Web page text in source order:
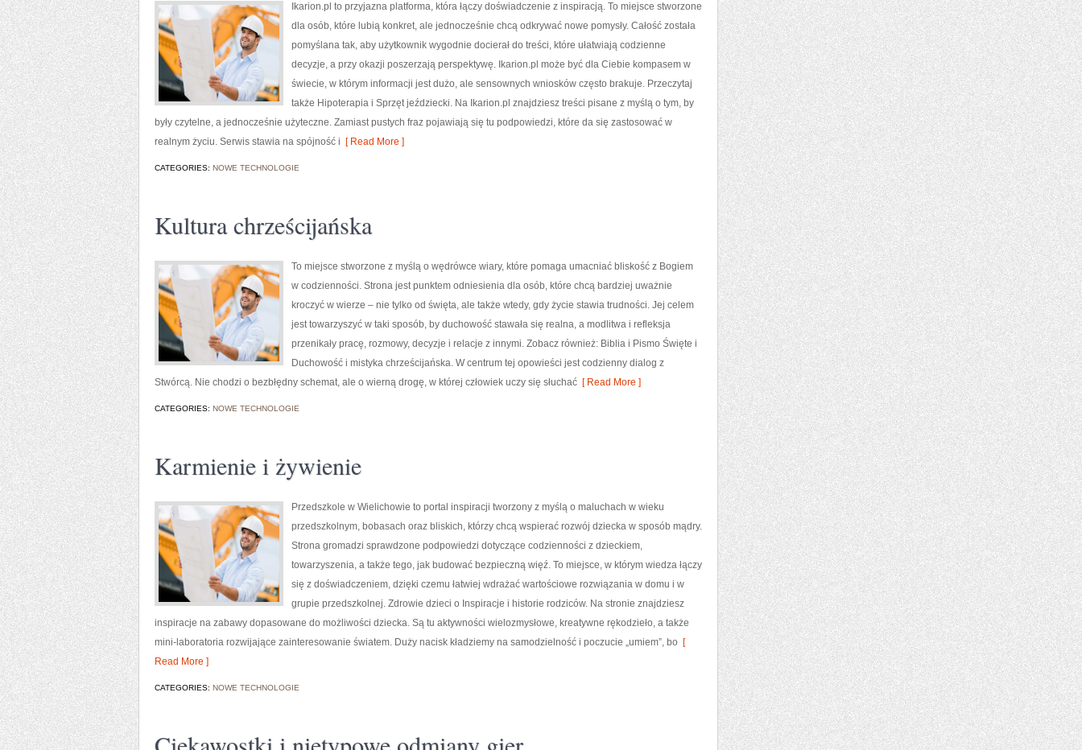
Ikarion.pl to przyjazna platforma, która łączy doświadczenie z inspiracją. To miejsce stworzone
dla osób, które lubią konkret, ale jednocześnie chcą odkrywać nowe pomysły. Całość została
pomyślana tak, aby użytkownik wygodnie docierał do treści, które ułatwiają codzienne
decyzje, a przy okazji poszerzają perspektywę. Ikarion.pl może być dla Ciebie kompasem w
świecie, w którym informacji jest dużo, ale sensownych wniosków często brakuje. Przeczytaj
także Hipoterapia i Sprzęt jeździecki. Na Ikarion.pl znajdziesz treści pisane z myślą o tym, by
były czytelne, a jednocześnie użyteczne. Zamiast pustych fraz pojawiają się tu podpowiedzi, które da się zastosować w
realnym życiu. Serwis stawia na spójność i [ Read More ]
CATEGORIES: NOWE TECHNOLOGIE
Kultura chrześcijańska
To miejsce stworzone z myślą o wędrówce wiary, które pomaga umacniać bliskość z Bogiem
w codzienności. Strona jest punktem odniesienia dla osób, które chcą bardziej uważnie
kroczyć w wierze – nie tylko od święta, ale także wtedy, gdy życie stawia trudności. Jej celem
jest towarzyszyć w taki sposób, by duchowość stawała się realna, a modlitwa i refleksja
przenikały pracę, rozmowy, decyzje i relacje z innymi. Zobacz również: Biblia i Pismo Święte i
Duchowość i mistyka chrześcijańska. W centrum tej opowieści jest codzienny dialog z
Stwórcą. Nie chodzi o bezbłędny schemat, ale o wierną drogę, w której człowiek uczy się słuchać [ Read More ]
CATEGORIES: NOWE TECHNOLOGIE
Karmienie i żywienie
Przedszkole w Wielichowie to portal inspiracji tworzony z myślą o maluchach w wieku
przedszkolnym, bobasach oraz bliskich, którzy chcą wspierać rozwój dziecka w sposób mądry.
Strona gromadzi sprawdzone podpowiedzi dotyczące codzienności z dzieckiem,
towarzyszenia, a także tego, jak budować bezpieczną więź. To miejsce, w którym wiedza łączy
się z doświadczeniem, dzięki czemu łatwiej wdrażać wartościowe rozwiązania w domu i w
grupie przedszkolnej. Zdrowie dzieci o Inspiracje i historie rodziców. Na stronie znajdziesz
inspiracje na zabawy dopasowane do możliwości dziecka. Są tu aktywności wielozmysłowe, kreatywne rękodzieło, a także
mini-laboratoria rozwijające zainteresowanie światem. Duży nacisk kładziemy na samodzielność i poczucie „umiem”, bo [
Read More ]
CATEGORIES: NOWE TECHNOLOGIE